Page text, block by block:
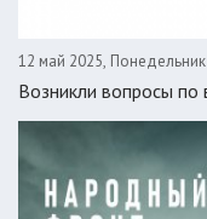
12 май 2025, Понедельник
Возникли вопросы по